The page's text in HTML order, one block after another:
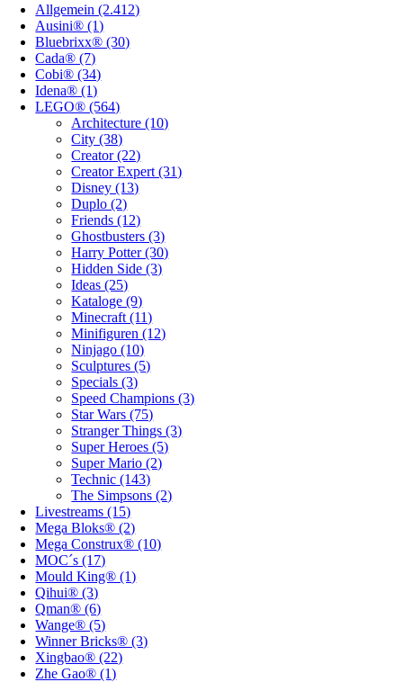
Allgemein (2.412)
Ausini® (1)
Bluebrixx® (30)
Cada® (7)
Cobi® (34)
Idena® (1)
LEGO® (564)
Architecture (10)
City (38)
Creator (22)
Creator Expert (31)
Disney (13)
Duplo (2)
Friends (12)
Ghostbusters (3)
Harry Potter (30)
Hidden Side (3)
Ideas (25)
Kataloge (9)
Minecraft (11)
Minifiguren (12)
Ninjago (10)
Sculptures (5)
Specials (3)
Speed Champions (3)
Star Wars (75)
Stranger Things (3)
Super Heroes (5)
Super Mario (2)
Technic (143)
The Simpsons (2)
Livestreams (15)
Mega Bloks® (2)
Mega Construx® (10)
MOC´s (17)
Mould King® (1)
Qihui® (3)
Qman® (6)
Wange® (5)
Winner Bricks® (3)
Xingbao® (22)
Zhe Gao® (1)